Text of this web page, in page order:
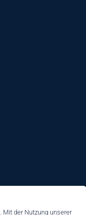
Mit der Nutzung unserer